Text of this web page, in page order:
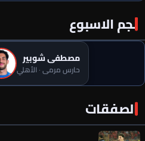
نجم الاسبوع
مصطفى شوبير
حارس مرمى · الأهلي
الصفقاتصفقة الأهلي الجديدة تخطف